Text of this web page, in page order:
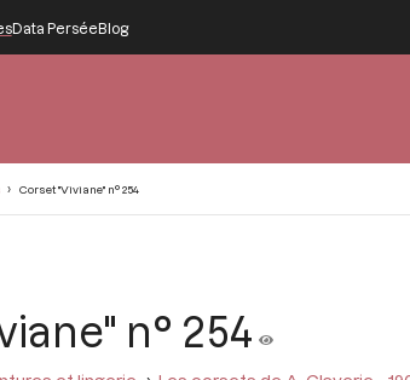
Data PerséeBlog
Corset "Viviane" n° 254
n° 254